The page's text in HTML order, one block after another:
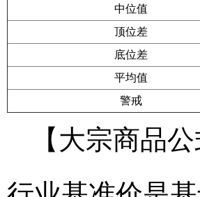
中位值
顶位差
底位差
平均值
警戒
【大宗商品